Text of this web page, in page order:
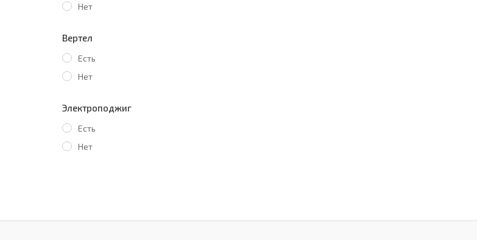
Нет
Вертел
Есть
Нет
Электроподжиг
Есть
Нет